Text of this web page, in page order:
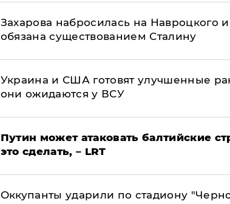
​Захарова набросилась на Навроцкого
обязана существованием Сталину
Украина и США готовят улучшенные
они ожидаются у ВСУ
Путин может атаковать балтийские
это сделать, – LRT
Оккупанты ударили по стадиону